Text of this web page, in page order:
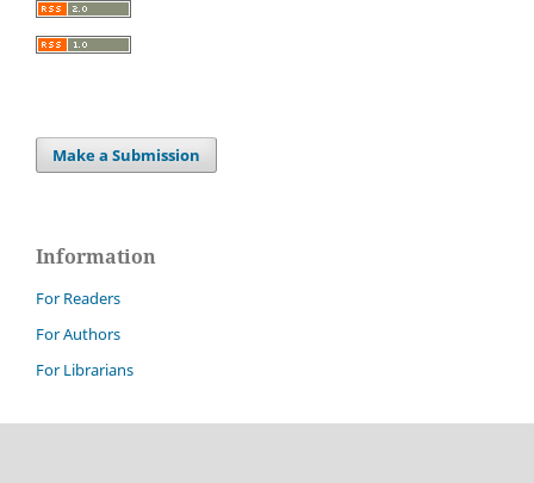
Make a Submission
Information
For Readers
For Authors
For Librarians